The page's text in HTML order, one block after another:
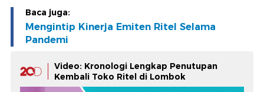
Baca juga:
Mengintip Kinerja Emiten Ritel Selama
Pandemi
Video: Kronologi Lengkap Penutupan
Kembali Toko Ritel di Lombok